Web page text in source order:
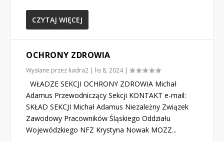
CZYTAJ WIĘCEJ
OCHRONY ZDROWIA
Wysłane przez kadra2 | lis 8, 2024|
WŁADZE SEKCJI OCHRONY ZDROWIA Michał
Adamus Przewodniczący Sekcji KONTAKT e-mail:
SKŁAD SEKCJI Michał Adamus Niezależny Związek
Zawodowy Pracowników Śląskiego Oddziału
Wojewódzkiego NFZ Krystyna Nowak MOZZ...